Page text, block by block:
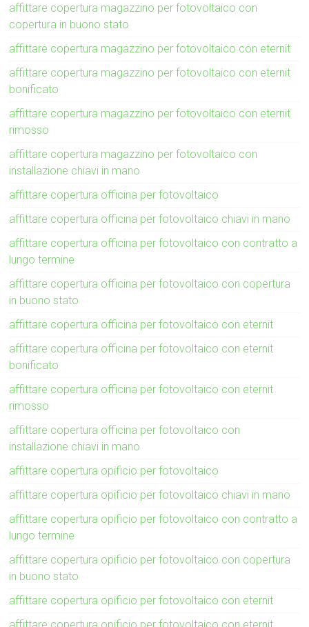
affittare copertura magazzino per fotovoltaico con
copertura in buono stato
affittare copertura magazzino per fotovoltaico con eternit
affittare copertura magazzino per fotovoltaico con eternit
bonificato
affittare copertura magazzino per fotovoltaico con eternit
rimosso
affittare copertura magazzino per fotovoltaico con
installazione chiavi in mano
affittare copertura officina per fotovoltaico
affittare copertura officina per fotovoltaico chiavi in mano
affittare copertura officina per fotovoltaico con contratto a
lungo termine
affittare copertura officina per fotovoltaico con copertura
in buono stato
affittare copertura officina per fotovoltaico con eternit
affittare copertura officina per fotovoltaico con eternit
bonificato
affittare copertura officina per fotovoltaico con eternit
rimosso
affittare copertura officina per fotovoltaico con
installazione chiavi in mano
affittare copertura opificio per fotovoltaico
affittare copertura opificio per fotovoltaico chiavi in mano
affittare copertura opificio per fotovoltaico con contratto a
lungo termine
affittare copertura opificio per fotovoltaico con copertura
in buono stato
affittare copertura opificio per fotovoltaico con eternit
affittare copertura opificio per fotovoltaico con eternit